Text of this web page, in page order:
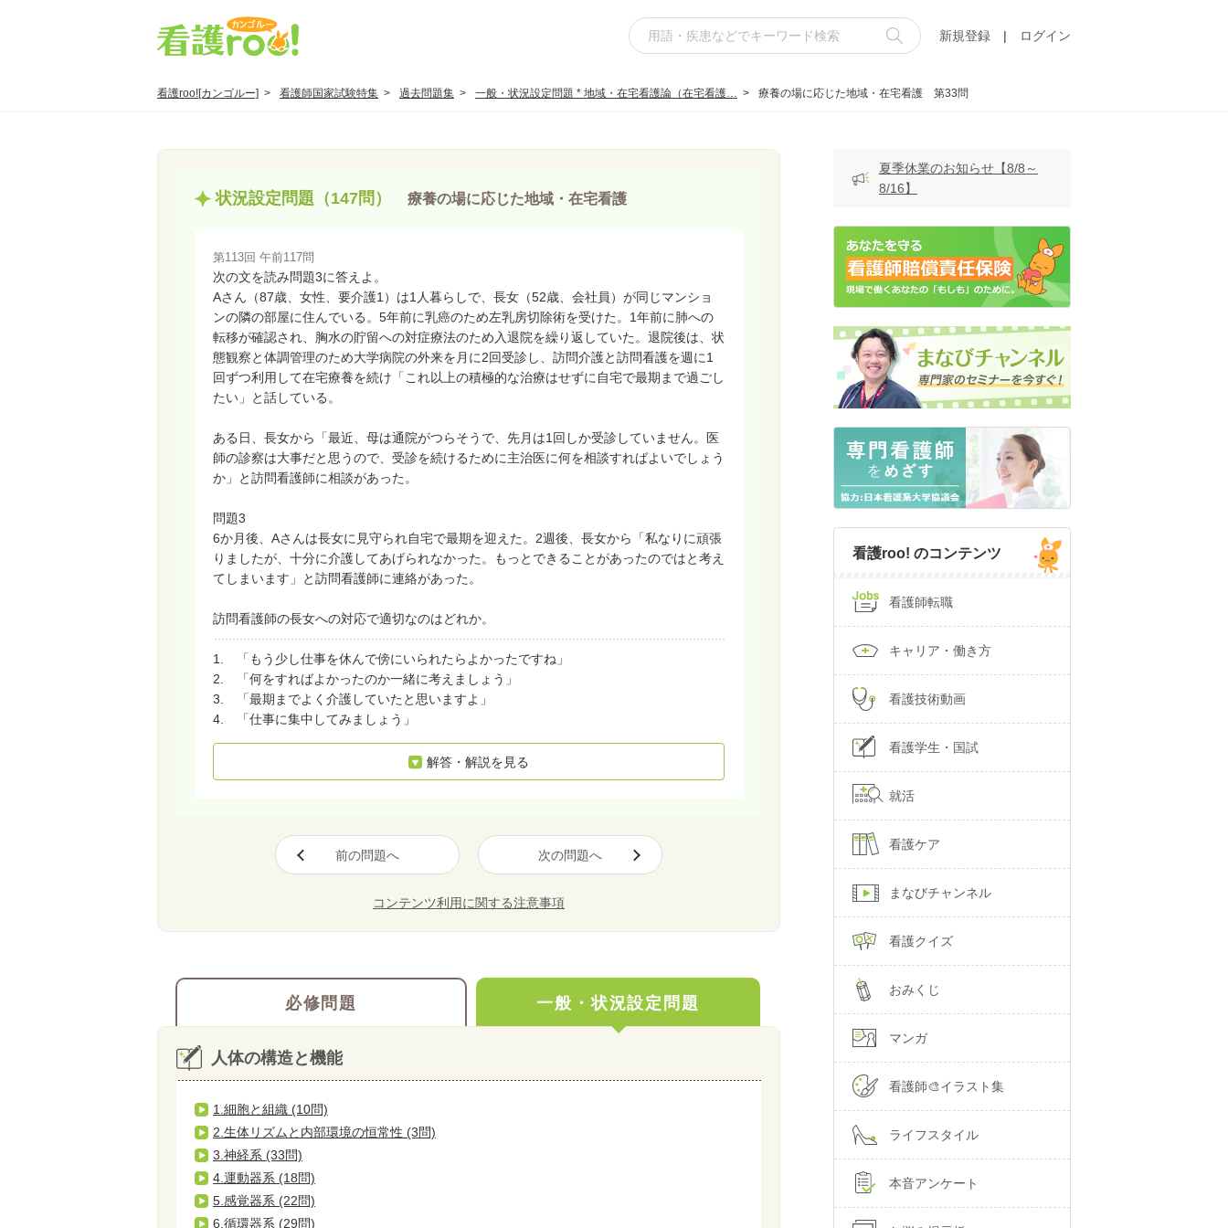
新規登録 | ログイン
看護roo![カンゴルー] 看護師国家試験特集 過去問題集 一般・状況設定問題 * 地域・在宅看護論（在宅看護… 療養の場に応じた地域・在宅看護 第33問
状況設定問題（147問） 療養の場に応じた地域・在宅看護
第113回 午前117問
次の文を読み問題3に答えよ。
Aさん（87歳、女性、要介護1）は1人暮らしで、長女（52歳、会社員）が同じマンショ
ンの隣の部屋に住んでいる。5年前に乳癌のため左乳房切除術を受けた。1年前に肺への
転移が確認され、胸水の貯留への対症療法のため入退院を繰り返していた。退院後は、状
態観察と体調管理のため大学病院の外来を月に2回受診し、訪問介護と訪問看護を週に1
回ずつ利用して在宅療養を続け「これ以上の積極的な治療はせずに自宅で最期まで過ごし
たい」と話している。
ある日、長女から「最近、母は通院がつらそうで、先月は1回しか受診していません。医
師の診察は大事だと思うので、受診を続けるために主治医に何を相談すればよいでしょう
か」と訪問看護師に相談があった。
問題3
6か月後、Aさんは長女に見守られ自宅で最期を迎えた。2週後、長女から「私なりに頑張
りましたが、十分に介護してあげられなかった。もっとできることがあったのではと考え
てしまいます」と訪問看護師に連絡があった。
訪問看護師の長女への対応で適切なのはどれか。
1. 「もう少し仕事を休んで傍にいられたらよかったですね」
2. 「何をすればよかったのか一緒に考えましょう」
3. 「最期までよく介護していたと思いますよ」
4. 「仕事に集中してみましょう」
解答・解説を見る
前の問題へ 次の問題へ
コンテンツ利用に関する注意事項
必修問題 一般・状況設定問題
人体の構造と機能
1.細胞と組織 (10問)
2.生体リズムと内部環境の恒常性 (3問)
3.神経系 (33問)
4.運動器系 (18問)
5.感覚器系 (22問)
6.循環器系 (29問)
夏季休業のお知らせ【8/8～
8/16】
看護roo! のコンテンツ
看護師転職
キャリア・働き方
看護技術動画
看護学生・国試
就活
看護ケア
まなびチャンネル
看護クイズ
おみくじ
マンガ
看護師🎨イラスト集
ライフスタイル
本音アンケート